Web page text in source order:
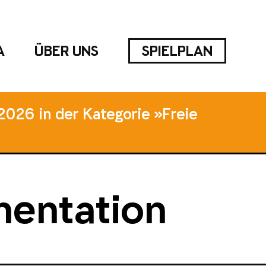
ÜBER UNS SPIELPLAN
in der Kategorie »Freie